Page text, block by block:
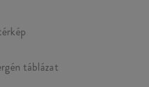
táblázat